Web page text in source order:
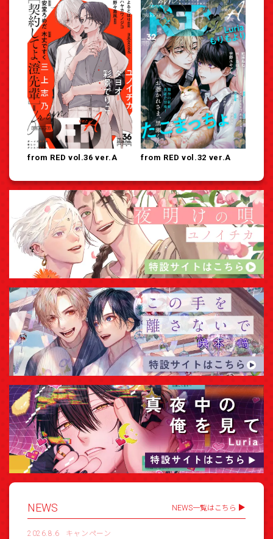
from RED vol.36 ver.A from RED vol.32 ver.A
NEWS NEWS一覧はこちら
2026.8.6 キャンペーン